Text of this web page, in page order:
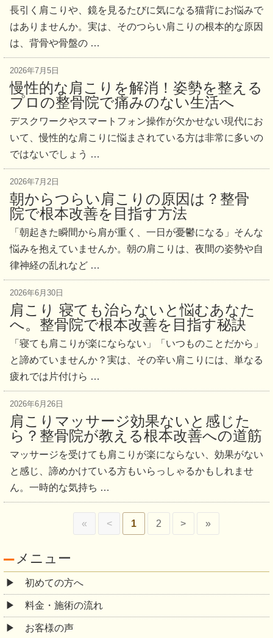
長引く肩こりや、鏡を見るたびに気になる猫背にお悩みで
はありませんか。実は、そのつらい肩こりの根本的な原因
は、背骨や骨盤の …
2026年7月5日
慢性的な肩こりを解消！姿勢を整える
プロの整骨院で痛みのない生活へ
デスクワークやスマートフォン操作が欠かせない現代にお
いて、慢性的な肩こりに悩まされている方は非常に多いの
ではないでしょう …
2026年7月2日
朝からつらい肩こりの原因は？整骨
院で根本改善を目指す方法
「朝起きた瞬間から肩が重く、一日が憂鬱になる」そんな
悩みを抱えていませんか。朝の肩こりは、夜間の姿勢や自
律神経の乱れなど …
2026年6月30日
肩こり 寝ても治らないと悩むあなた
へ。整骨院で根本改善を目指す秘訣
「寝ても肩こりが楽にならない」「いつものことだから」
と諦めていませんか？実は、その辛い肩こりには、単なる
疲れでは片付けら …
2026年6月26日
肩こりマッサージ効果ないと感じた
ら？整骨院が教える根本改善への道筋
マッサージを受けても肩こりが楽にならない、効果がない
と感じ、諦めかけている方もいらっしゃるかもしれませ
ん。一時的な気持ち …
« < 1 2 > »
メニュー
初めての方へ
料金・施術の流れ
お客様の声